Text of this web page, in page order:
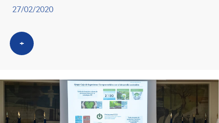
27/02/2020
+